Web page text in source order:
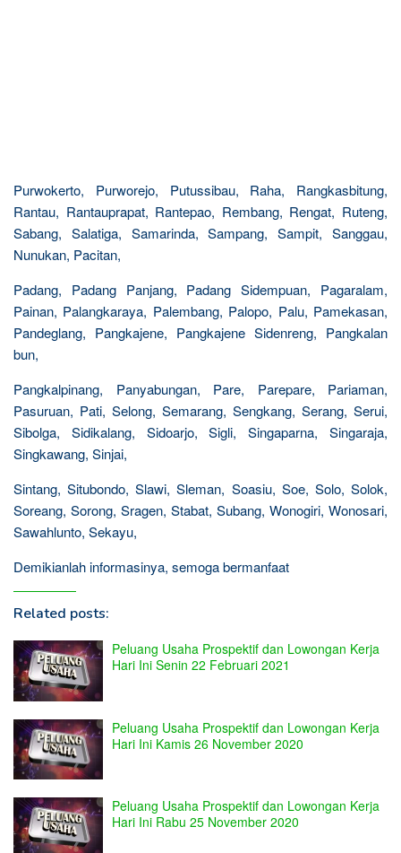
Purwokerto, Purworejo, Putussibau, Raha, Rangkasbitung,
Rantau, Rantauprapat, Rantepao, Rembang, Rengat, Ruteng,
Sabang, Salatiga, Samarinda, Sampang, Sampit, Sanggau,
Nunukan, Pacitan,
Padang, Padang Panjang, Padang Sidempuan, Pagaralam,
Painan, Palangkaraya, Palembang, Palopo, Palu, Pamekasan,
Pandeglang, Pangkajene, Pangkajene Sidenreng, Pangkalan
bun,
Pangkalpinang, Panyabungan, Pare, Parepare, Pariaman,
Pasuruan, Pati, Selong, Semarang, Sengkang, Serang, Serui,
Sibolga, Sidikalang, Sidoarjo, Sigli, Singaparna, Singaraja,
Singkawang, Sinjai,
Sintang, Situbondo, Slawi, Sleman, Soasiu, Soe, Solo, Solok,
Soreang, Sorong, Sragen, Stabat, Subang, Wonogiri, Wonosari,
Sawahlunto, Sekayu,
Demikianlah informasinya, semoga bermanfaat
Related posts:
Peluang Usaha Prospektif dan Lowongan Kerja
Hari Ini Senin 22 Februari 2021
Peluang Usaha Prospektif dan Lowongan Kerja
Hari Ini Kamis 26 November 2020
Peluang Usaha Prospektif dan Lowongan Kerja
Hari Ini Rabu 25 November 2020